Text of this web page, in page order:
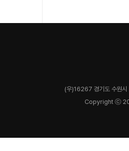
(우)16267 경기도 수원
Copyright ⓒ